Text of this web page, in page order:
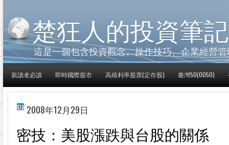
楚狂人的投資筆記
這是一個包含投資觀念、操作技巧、企業經營
新讀者必讀 即時國際股市 高殖利率股票(定存股) 臺灣50(0050)
2008年12月29日
密技：美股漲跌與台股的關係